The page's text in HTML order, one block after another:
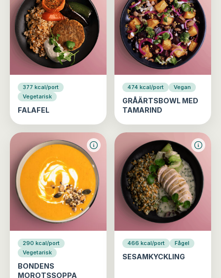
377 kcal/port
Vegetarisk
FALAFEL
474 kcal/port Vegan
GRÅÄRTSBOWL MED
TAMARIND
290 kcal/port
Vegetarisk
BONDENS
MOROTSSOPPA
466 kcal/port Fågel
SESAMKYCKLING